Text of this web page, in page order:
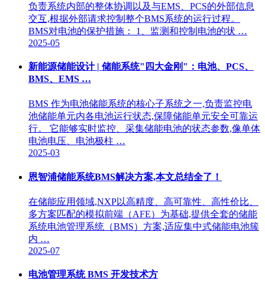
负责系统内部的整体协调以及与EMS、PCS的外部信息
交互,根据外部请求控制整个BMS系统的运行过程。
BMS对电池的保护措施： 1、监测和控制电池的状 …
2025-05
新能源储能设计 | 储能系统"四大金刚"：电池、PCS、
BMS、EMS …
BMS 作为电池储能系统的核心子系统之一,负责监控电
池储能单元内各电池运行状态,保障储能单元安全可靠运
行。 它能够实时监控、采集储能电池的状态参数,像单体
电池电压、电池极柱 …
2025-03
恩智浦储能系统BMS解决方案,本文总结全了！
在储能应用领域,NXP以高精度、高可靠性、高性价比、
多方案匹配的模拟前端（AFE）为基础,提供全套的储能
系统电池管理系统（BMS）方案,适应集中式储能电池簇
内 …
2025-07
电池管理系统 BMS 开发技术方